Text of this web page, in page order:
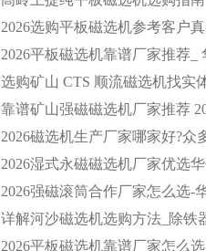
靠谱矿山强磁磁选机厂家推荐